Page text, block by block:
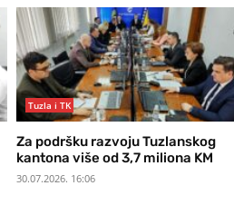
Tuzla i TK
Za podršku razvoju Tuzlanskog
kantona više od 3,7 miliona KM
30.07.2026. 16:06